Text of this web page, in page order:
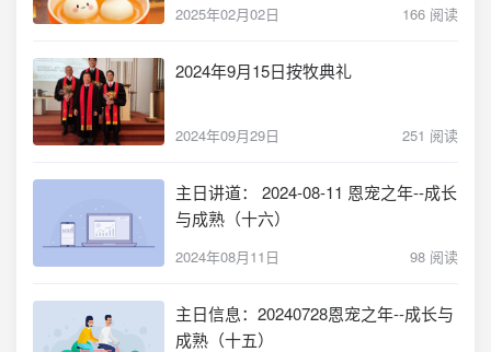
2025年02月02日 166 阅读
2024年9月15日按牧典礼
2024年09月29日 251 阅读
主日讲道： 2024-08-11 恩宠之年--成长
与成熟（十六）
2024年08月11日 98 阅读
主日信息：20240728恩宠之年--成长与
成熟（十五）